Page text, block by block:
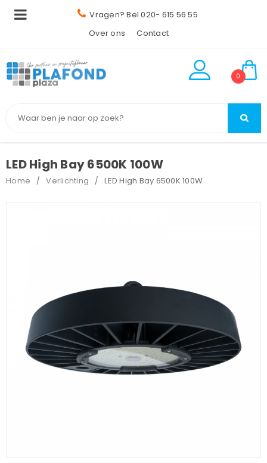
Vragen? Bel 020- 615 56 55
Over ons
Contact
0
LED High Bay 6500K 100W
Home / Verlichting / LED High Bay 6500K 100W